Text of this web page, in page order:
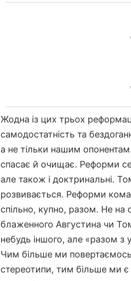
Жодна із цих трьох
самодостатність та
а не тільки нашим
спасає й очищає. Реформи
але також і доктринальні.
розвивається. Реформи
спільно, купно, разом. Не на
блаженного Августина чи
небудь іншого, але «разом
Чим більше ми
стереотипи, тим більше ми